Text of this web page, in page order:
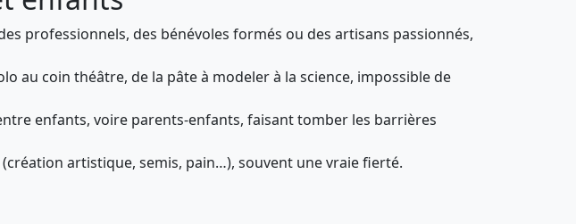
professionnels, des bénévoles formés ou des artisans passionnés,
au coin théâtre, de la pâte à modeler à la science, impossible de
enfants, voire parents-enfants, faisant tomber les barrières
artistique, semis, pain…), souvent une vraie fierté.